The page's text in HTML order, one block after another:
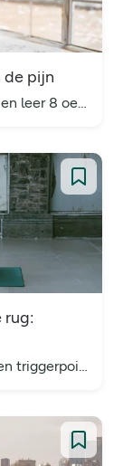
de pijn
Ontdek de oorzaken van schouderpijn en leer 8 oefeningen die kunnen helpen bij pijnverlichting en verbetering van de flexibiliteit van je schouder.
rug: